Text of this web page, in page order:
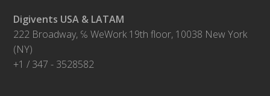
Digivents USA & LATAM
222 Broadway, ℅ WeWork 19th floor, 10038 New York
(NY)
+1 / 347 - 3528582